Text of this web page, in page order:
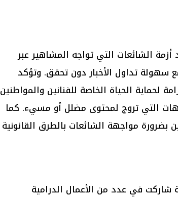
الشائعات التي تواجه المشاهير عبر
سهولة تداول الأخبار دون تحقق. وتؤكد
لحماية الحياة الخاصة للفنانين والمواطنين
التي تروج لمحتوى مضلل أو مسيء. كما
مواجهة الشائعات بالطرق القانونية
شاركت في عدد من الأعمال الدرامية